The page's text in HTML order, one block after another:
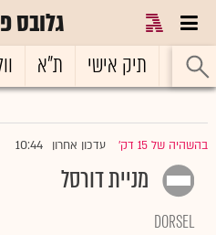
גלובס
ראשי תיק אישי ת"א
בהשהיה של 15 דק' עדכון אחרון 10:44
מניית דורסל
DORSEL